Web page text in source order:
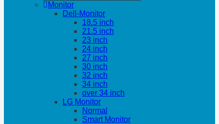
Monitor
Dell-Monitor
18.5 inch
21.5 inch
23 inch
24 inch
27 inch
30 inch
32 inch
34 inch
over 34 inch
LG Monitor
Normal
Smart Monitor